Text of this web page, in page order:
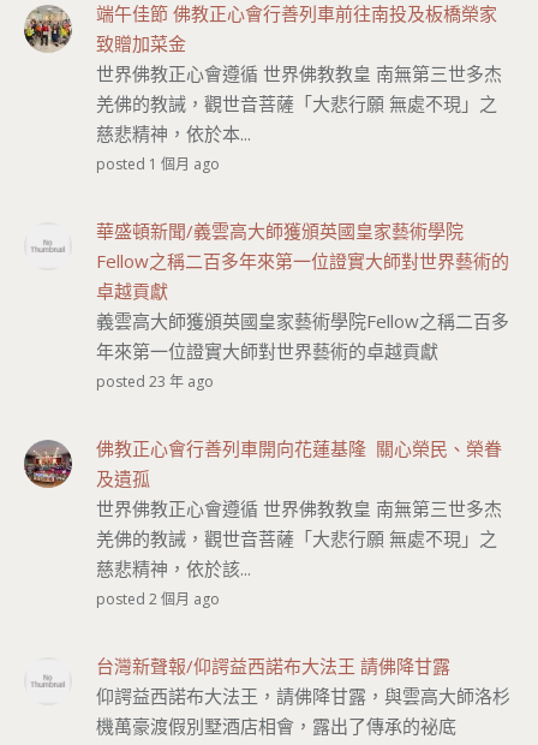
端午佳節 佛教正心會行善列車前往南投及板橋榮家
致贈加菜金
世界佛教正心會遵循 世界佛教教皇 南無第三世多杰
羌佛的教誡，觀世音菩薩「大悲行願 無處不現」之
慈悲精神，依於本...
posted 1 個月 ago
華盛頓新聞/義雲高大師獲頒英國皇家藝術學院
Fellow之稱二百多年來第一位證實大師對世界藝術的
卓越貢獻
義雲高大師獲頒英國皇家藝術學院Fellow之稱二百多
年來第一位證實大師對世界藝術的卓越貢獻
posted 23 年 ago
佛教正心會行善列車開向花蓮基隆 關心榮民、榮眷
及遺孤
世界佛教正心會遵循 世界佛教教皇 南無第三世多杰
羌佛的教誡，觀世音菩薩「大悲行願 無處不現」之
慈悲精神，依於該...
posted 2 個月 ago
台灣新聲報/仰諤益西諾布大法王 請佛降甘露
仰諤益西諾布大法王，請佛降甘露，與雲高大師洛杉
機萬豪渡假別墅酒店相會，露出了傳承的祕底